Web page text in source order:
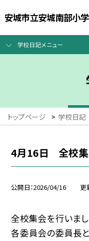
安城市立安城南部小
学校日記メニュー
トップページ > 学校日記
4月16日 全校集
公開日 2026/04/16 更
全校集会を行いまし
各委員会の委員長